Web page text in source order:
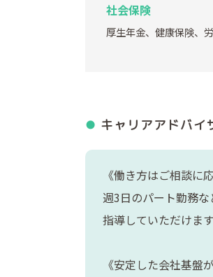
社会保険
厚生年金、健康保険、
キャリアアドバイ
《働き方はご相談に
週3日のパート勤務
指導していただけま
《安定した会社基盤